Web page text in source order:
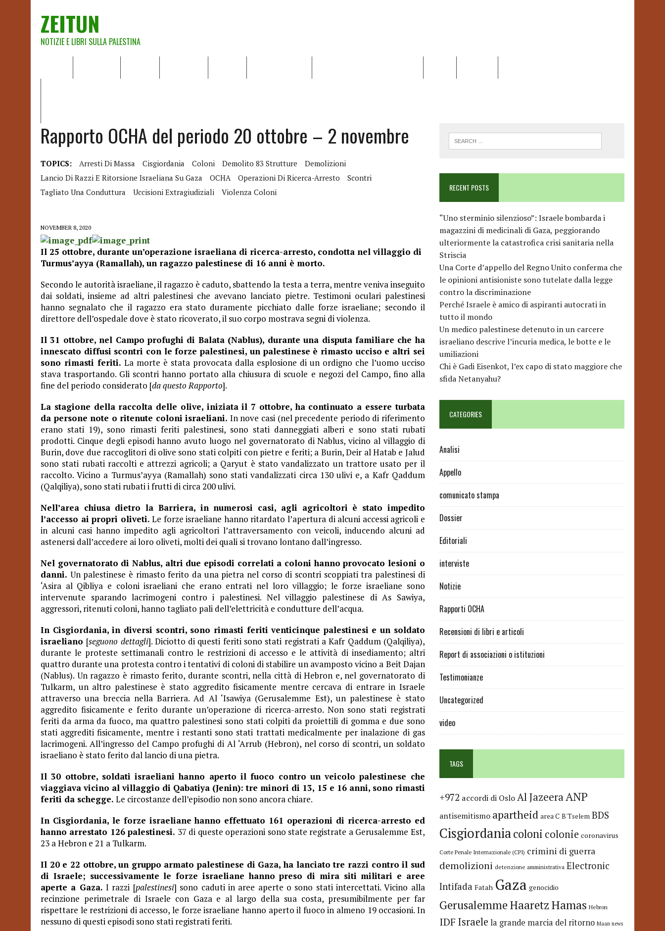
ZEITUN
NOTIZIE E LIBRI SULLA PALESTINA
Rapporto OCHA del periodo 20 ottobre – 2 novembre
TOPICS: Arresti Di Massa Cisgiordania Coloni Demolito 83 Strutture
Demolizioni
Lancio Di Razzi E Ritorsione Israeliana Su Gaza
OCHA Operazioni Di Ricerca-Arresto
Scontri
Tagliato Una Conduttura
Uccisioni Extragiudiziali Violenza Coloni
NOVEMBER 8, 2020
Il 25 ottobre, durante un’operazione israeliana di ricerca-arresto, condotta nel villaggio di
Turmus’ayya (Ramallah), un ragazzo palestinese di 16 anni è morto.
Secondo le autorità israeliane, il ragazzo è caduto, sbattendo la testa a terra, mentre veniva inseguito
dai soldati, insieme ad altri palestinesi che avevano lanciato pietre. Testimoni oculari palestinesi
hanno segnalato che il ragazzo era stato duramente picchiato dalle forze israeliane; secondo il
direttore dell’ospedale dove è stato ricoverato, il suo corpo mostrava segni di violenza.
Il 31 ottobre, nel Campo profughi di Balata (Nablus), durante una disputa familiare che ha
innescato diffusi scontri con le forze palestinesi, un palestinese è rimasto ucciso e altri sei
sono rimasti feriti. La morte è stata provocata dalla esplosione di un ordigno che l’uomo ucciso
stava trasportando. Gli scontri hanno portato alla chiusura di scuole e negozi del Campo, fino alla
fine del periodo considerato [da questo Rapporto].
La stagione della raccolta delle olive, iniziata il 7 ottobre, ha continuato a essere turbata
da persone note o ritenute coloni israeliani. In nove casi (nel precedente periodo di riferimento
erano stati 19), sono rimasti feriti palestinesi, sono stati danneggiati alberi e sono stati rubati
prodotti. Cinque degli episodi hanno avuto luogo nel governatorato di Nablus, vicino al villaggio di
Burin, dove due raccoglitori di olive sono stati colpiti con pietre e feriti; a Burin, Deir al Hatab e Jalud
sono stati rubati raccolti e attrezzi agricoli; a Qaryut è stato vandalizzato un trattore usato per il
raccolto. Vicino a Turmus’ayya (Ramallah) sono stati vandalizzati circa 130 ulivi e, a Kafr Qaddum
(Qalqiliya), sono stati rubati i frutti di circa 200 ulivi.
Nell’area chiusa dietro la Barriera, in numerosi casi, agli agricoltori è stato impedito
l’accesso ai propri oliveti. Le forze israeliane hanno ritardato l’apertura di alcuni accessi agricoli e
in alcuni casi hanno impedito agli agricoltori l’attraversamento con veicoli, inducendo alcuni ad
astenersi dall’accedere ai loro oliveti, molti dei quali si trovano lontano dall’ingresso.
Nel governatorato di Nablus, altri due episodi correlati a coloni hanno provocato lesioni o
danni. Un palestinese è rimasto ferito da una pietra nel corso di scontri scoppiati tra palestinesi di
‘Asira al Qibliya e coloni israeliani che erano entrati nel loro villaggio; le forze israeliane sono
intervenute sparando lacrimogeni contro i palestinesi. Nel villaggio palestinese di As Sawiya,
aggressori, ritenuti coloni, hanno tagliato pali dell’elettricità e condutture dell’acqua.
In Cisgiordania, in diversi scontri, sono rimasti feriti venticinque palestinesi e un soldato
israeliano [seguono dettagli]. Diciotto di questi feriti sono stati registrati a Kafr Qaddum (Qalqiliya),
durante le proteste settimanali contro le restrizioni di accesso e le attività di insediamento; altri
quattro durante una protesta contro i tentativi di coloni di stabilire un avamposto vicino a Beit Dajan
(Nablus). Un ragazzo è rimasto ferito, durante scontri, nella città di Hebron e, nel governatorato di
Tulkarm, un altro palestinese è stato aggredito fisicamente mentre cercava di entrare in Israele
attraverso una breccia nella Barriera. Ad Al ‘Isawiya (Gerusalemme Est), un palestinese è stato
aggredito fisicamente e ferito durante un’operazione di ricerca-arresto. Non sono stati registrati
feriti da arma da fuoco, ma quattro palestinesi sono stati colpiti da proiettili di gomma e due sono
stati aggrediti fisicamente, mentre i restanti sono stati trattati medicalmente per inalazione di gas
lacrimogeni. All’ingresso del Campo profughi di Al ‘Arrub (Hebron), nel corso di scontri, un soldato
israeliano è stato ferito dal lancio di una pietra.
Il 30 ottobre, soldati israeliani hanno aperto il fuoco contro un veicolo palestinese che
viaggiava vicino al villaggio di Qabatiya (Jenin): tre minori di 13, 15 e 16 anni, sono rimasti
feriti da schegge. Le circostanze dell’episodio non sono ancora chiare.
In Cisgiordania, le forze israeliane hanno effettuato 161 operazioni di ricerca-arresto ed
hanno arrestato 126 palestinesi. 37 di queste operazioni sono state registrate a Gerusalemme Est,
23 a Hebron e 21 a Tulkarm.
Il 20 e 22 ottobre, un gruppo armato palestinese di Gaza, ha lanciato tre razzi contro il sud
di Israele; successivamente le forze israeliane hanno preso di mira siti militari e aree
aperte a Gaza. I razzi [palestinesi] sono caduti in aree aperte o sono stati intercettati. Vicino alla
recinzione perimetrale di Israele con Gaza e al largo della sua costa, presumibilmente per far
rispettare le restrizioni di accesso, le forze israeliane hanno aperto il fuoco in almeno 19 occasioni. In
nessuno di questi episodi sono stati registrati feriti.
RECENT POSTS
“Uno sterminio silenzioso”: Israele bombarda i
magazzini di medicinali di Gaza, peggiorando
ulteriormente la catastrofica crisi sanitaria nella
Striscia
Una Corte d’appello del Regno Unito conferma che
le opinioni antisioniste sono tutelate dalla legge
contro la discriminazione
Perché Israele è amico di aspiranti autocrati in
tutto il mondo
Un medico palestinese detenuto in un carcere
israeliano descrive l’incuria medica, le botte e le
umiliazioni
Chi è Gadi Eisenkot, l’ex capo di stato maggiore che
sfida Netanyahu?
CATEGORIES
Analisi
Appello
comunicato stampa
Dossier
Editoriali
interviste
Notizie
Rapporti OCHA
Recensioni di libri e articoli
Report di associazioni o istituzioni
Testimonianze
Uncategorized
video
TAGS
+972 accordi di OsloAl JazeeraANP
antisemitismo apartheid area C B'Tselem BDS
Cisgiordaniacoloni colonie coronavirus
Corte Penale Internazionale (CPI) crimini di guerra
demolizioni detenzione amministrativa Electronic
Intifada Fatah Gaza genocidio
GerusalemmeHaaretzHamas Hebron
IDF Israele la grande marcia del ritorno Maan news